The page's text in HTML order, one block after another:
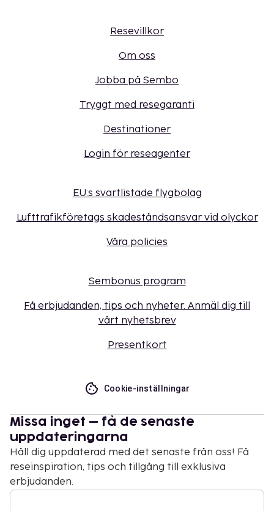
Resevillkor
Om oss
Jobba på Sembo
Tryggt med resegaranti
Destinationer
Login för reseagenter
EU:s svartlistade flygbolag
Lufttrafikföretags skadeståndsansvar vid olyckor
Våra policies
Sembonus program
Få erbjudanden, tips och nyheter. Anmäl dig till
vårt nyhetsbrev
Presentkort
Cookie-inställningar
Missa inget – få de senaste
uppdateringarna
Håll dig uppdaterad med det senaste från oss! Få
reseinspiration, tips och tillgång till exklusiva
erbjudanden.